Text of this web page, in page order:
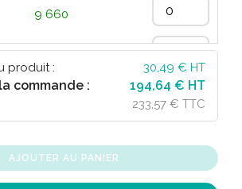
9 660
1 414
produit : 30,49 € HT
commande : 194,64 € HT
233,57 € TTC
AJOUTER AU PANIER